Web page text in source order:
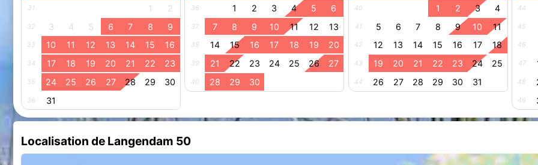
31 1 2
32 3 4 5 6 7 8 9
33 10 11 12 13 14 15 16
34 17 18 19 20 21 22 23
35 24 25 26 27 28 29 30
36 31
36 1 2 3 4 5 6
37 7 8 9 10 11 12 13
38 14 15 16 17 18 19 20
39 21 22 23 24 25 26 27
40 28 29 30
40 1 2 3 4
41 5 6 7 8 9 10 11
42 12 13 14 15 16 17 18
43 19 20 21 22 23 24 25
44 26 27 28 29 30 31
44
45
46
47
48
49
Localisation de Langendam 50